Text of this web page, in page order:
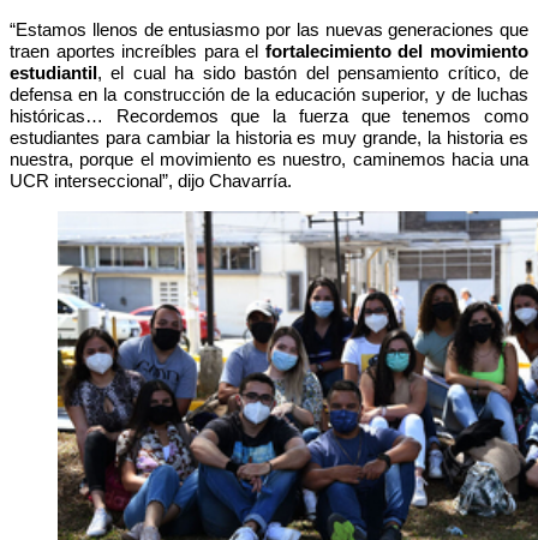
“Estamos llenos de entusiasmo por las nuevas generaciones que
traen aportes increíbles para el fortalecimiento del movimiento
estudiantil , el cual ha sido bastón del pensamiento crítico, de
defensa en la construcción de la educación superior, y de luchas
históricas… Recordemos que la fuerza que tenemos como
estudiantes para cambiar la historia es muy grande, la historia es
nuestra, porque el movimiento es nuestro, caminemos hacia una
UCR interseccional”, dijo Chavarría.